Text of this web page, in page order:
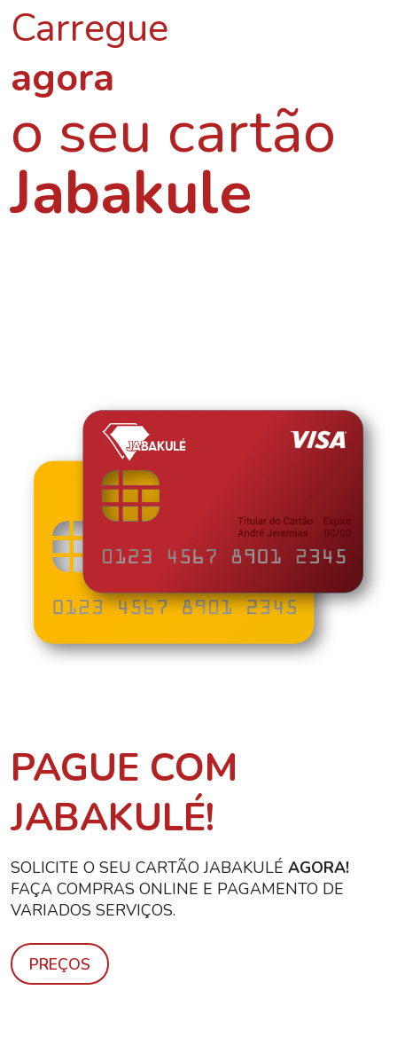
Carregue
agora
o seu cartão
Jabakule
PAGUE COM
JABAKULÉ!
SOLICITE O SEU CARTÃO JABAKULÉ AGORA!
FAÇA COMPRAS ONLINE E PAGAMENTO DE
VARIADOS SERVIÇOS.
PREÇOS